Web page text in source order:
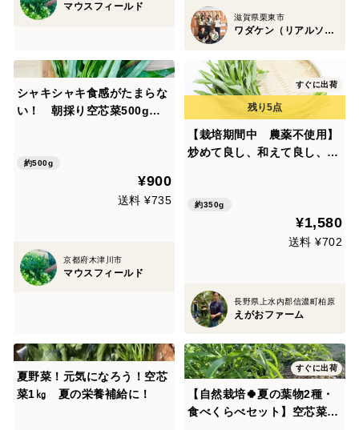
マウスフィールド
滋賀県栗東市
ワダケン（リアルソイルハウス）
シャキシャキ食感がたまらな
い！ 朝採り空芯菜500g
約500g
¥900
送料 ¥735
京都府木津川市
マウスフィールド
すぐに出荷
【栽培期間中 農薬不使用】
炒めて良し、和えて良し、夏
約350g
¥1,580
送料 ¥702
長野県上水内郡信濃町柏原
えがおファーム
夏野菜！元気になろう！空芯
菜1㎏ 夏の栄養補給に！
すぐに出荷
【自然栽培🍀夏の葉物2種・
食べくらべセット】空芯菜50